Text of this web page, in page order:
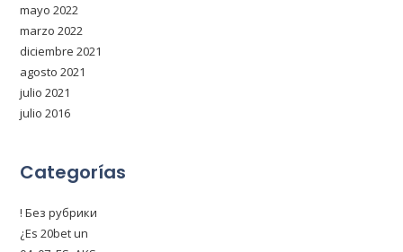
mayo 2022
marzo 2022
diciembre 2021
agosto 2021
julio 2021
julio 2016
Categorías
! Без рубрики
¿Es 20bet un